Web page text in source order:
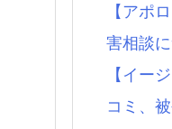
【アポ
害相談
【イー
コミ、